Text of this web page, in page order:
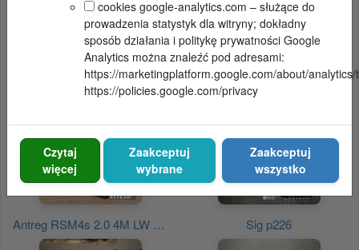
9 zdj.
TISAS 2011 Nightstalker 9mm DS 5.5”
Antreg RSM4s 2.0 4M LW PRO w kolorze Sniper Gray Sig p226
cookies google-analytics.com – służące do
prowadzenia statystyk dla witryny; dokładny
sposób działania i politykę prywatności Google
Analytics można znaleźć pod adresami:
https://marketingplatform.google.com/about/
https://policies.google.com/privacy
Czytaj
więcej
Zaakceptuj
wybrane
Zaakceptuj
wszystko